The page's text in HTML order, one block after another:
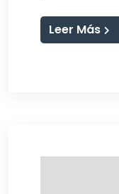
Leer Más